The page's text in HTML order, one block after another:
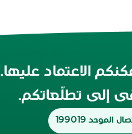
الاعتماد عليها.
إلى تطلّعاتكم.
الموحد 199019